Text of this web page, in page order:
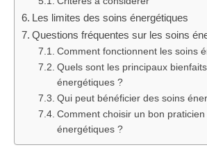
Les limites des soins énergétiques
Questions fréquentes sur les soins
Comment fonctionnent les soins
Quels sont les principaux
énergétiques ?
Qui peut bénéficier des soins
Comment choisir un bon
énergétiques ?